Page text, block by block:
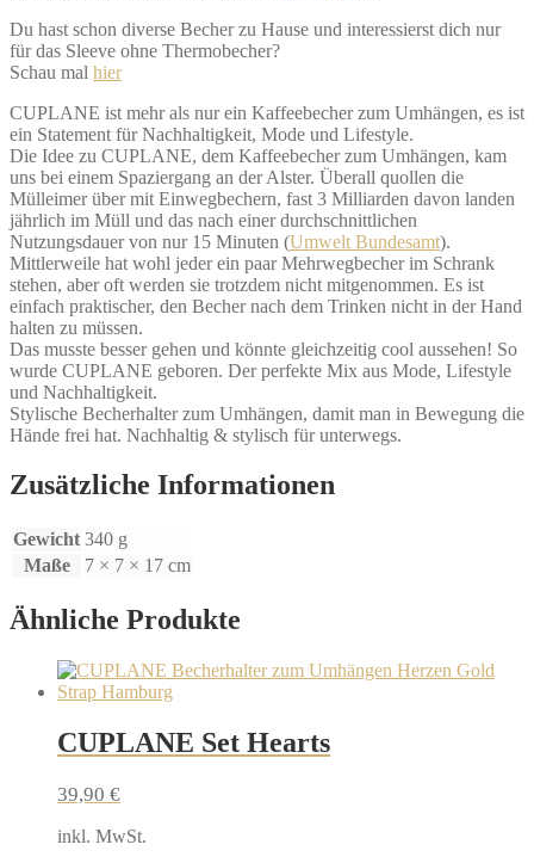
Du hast schon diverse Becher zu Hause und interessierst dich nur
für das Sleeve ohne Thermobecher?
Schau mal hier
CUPLANE ist mehr als nur ein Kaffeebecher zum Umhängen, es ist
ein Statement für Nachhaltigkeit, Mode und Lifestyle.
Die Idee zu CUPLANE, dem Kaffeebecher zum Umhängen, kam
uns bei einem Spaziergang an der Alster. Überall quollen die
Mülleimer über mit Einwegbechern, fast 3 Milliarden davon landen
jährlich im Müll und das nach einer durchschnittlichen
Nutzungsdauer von nur 15 Minuten (Umwelt Bundesamt).
Mittlerweile hat wohl jeder ein paar Mehrwegbecher im Schrank
stehen, aber oft werden sie trotzdem nicht mitgenommen. Es ist
einfach praktischer, den Becher nach dem Trinken nicht in der Hand
halten zu müssen.
Das musste besser gehen und könnte gleichzeitig cool aussehen! So
wurde CUPLANE geboren. Der perfekte Mix aus Mode, Lifestyle
und Nachhaltigkeit.
Stylische Becherhalter zum Umhängen, damit man in Bewegung die
Hände frei hat. Nachhaltig & stylisch für unterwegs.
Zusätzliche Informationen
Gewicht 340 g
Maße
7 × 7 × 17 cm
Ähnliche Produkte
CUPLANE Set Hearts
39,90 €
inkl. MwSt.